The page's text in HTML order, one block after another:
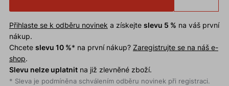
Přihlaste se k odběru novinek a získejte slevu 5 % na váš první
nákup.
Chcete slevu 10 %* na první nákup? Zaregistrujte se na náš e-
shop.
Slevu nelze uplatnitna již zlevněné zboží.
* Sleva je podmíněna schválením odběru novinek při registraci.